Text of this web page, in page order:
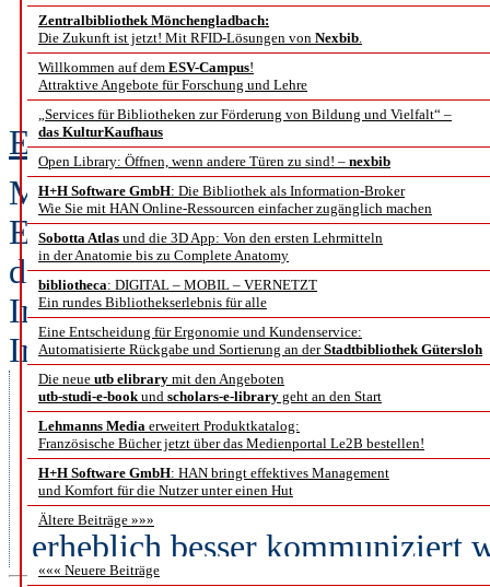
Zentralbibliothek Mönchengladbach:
Die Zukunft ist jetzt! Mit RFID-Lösungen von Nexbib.
Willkommen auf dem ESV-Campus!
Attraktive Angebote für Forschung und Lehre
„Services für Bibliotheken zur Förderung von Bildung und Vielfalt“ –
das KulturKaufhaus
Open Library: Öffnen, wenn andere Türen zu sind! – nexbib
H+H Software GmbH: Die Bibliothek als Information-Broker
Wie Sie mit HAN Online-Ressourcen einfacher zugänglich machen
Sobotta Atlas und die 3D App: Von den ersten Lehrmitteln
in der Anatomie bis zu Complete Anatomy
bibliotheca: DIGITAL – MOBIL – VERNETZT
Ein rundes Bibliothekserlebnis für alle
Eine Entscheidung für Ergonomie und Kundenservice:
Automatisierte Rückgabe und Sortierung an derStadtbibliothek Gütersloh
Die neue utb elibrary mit den Angeboten
utb-studi-e-bookund scholars-e-library geht an den Start
Lehmanns Media erweitert Produktkatalog:
Französische Bücher jetzt über das Medienportal Le2B bestellen!
H+H Software GmbH: HAN bringt effektives Management
und Komfort für die Nutzer unter einen Hut
Ältere Beiträge »»»
««« Neuere Beiträge
Bericht von der DGI-
Elgin Helen Jakisch
Mit dem Thema „Erfahrung
Everything” begab sich die DGI-
die Spurensuche nach
Informationsbranche. Anhand
Informationswissenschaft und -
den Bogen zwischen
professionelle Methoden
angepasst und bleibende Werte
Nutzen für die Praxis, so ein
erheblich besser kommuniziert